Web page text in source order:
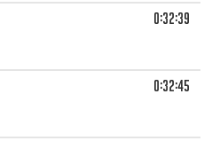
0:32:39
0:32:45